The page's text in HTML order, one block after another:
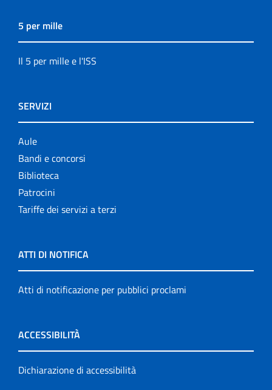
5 per mille
Il 5 per mille e l'ISS
SERVIZI
Aule
Bandi e concorsi
Biblioteca
Patrocini
Tariffe dei servizi a terzi
ATTI DI NOTIFICA
Atti di notificazione per pubblici proclami
ACCESSIBILITÀ
Dichiarazione di accessibilità